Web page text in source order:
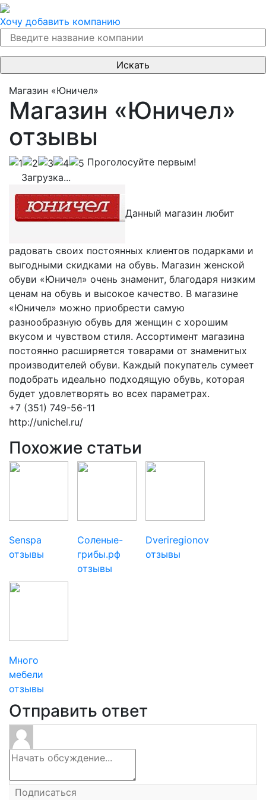
Хочу добавить компанию
Магазин «Юничел»
Магазин «Юничел»
отзывы
Проголосуйте первым!
Загрузка...
Данный магазин любит
радовать своих постоянных клиентов подарками и
выгодными скидками на обувь. Магазин женской
обуви «Юничел» очень знаменит, благодаря низким
ценам на обувь и высокое качество. В магазине
«Юничел» можно приобрести самую
разнообразную обувь для женщин с хорошим
вкусом и чувством стиля. Ассортимент магазина
постоянно расширяется товарами от знаменитых
производителей обуви. Каждый покупатель сумеет
подобрать идеально подходящую обувь, которая
будет удовлетворять во всех параметрах.
+7 (351) 749-56-11
http://unichel.ru/
Похожие статьи
Senspa
отзывы
Соленые-
грибы.рф
отзывы
Dveriregionov
отзывы
Много
мебели
отзывы
Отправить ответ
Подписаться